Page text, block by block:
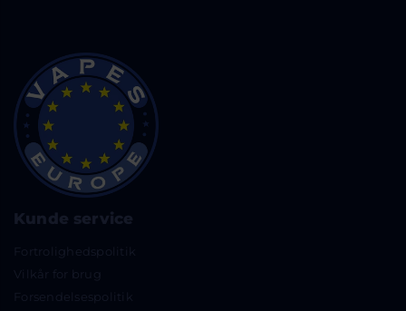
Kunde service
Fortrolighedspolitik
Vilkår for brug
Forsendelsespolitik